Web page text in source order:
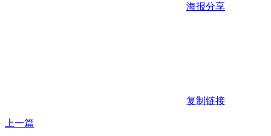
海报分享
复制链接
上一篇